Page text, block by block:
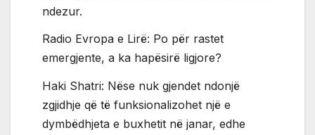
ndezur.
Radio Evropa e Lirë: Po për rastet
emergjente, a ka hapësirë ligjore?
Haki Shatri: Nëse nuk gjendet ndonjë
zgjidhje që të funksionalizohet një e
dymbëdhjeta e buxhetit në janar, edhe